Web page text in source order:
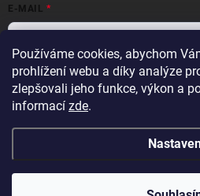
Používáme cookies, abychom
prohlížení webu a díky analýze
zlepšovali jeho funkce, výkon a
informací zde.
E-MAIL
Vložením e-mailu souhlasíte s
Přihlásit se
Gravon.cz .